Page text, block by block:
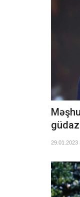
29.01.2023